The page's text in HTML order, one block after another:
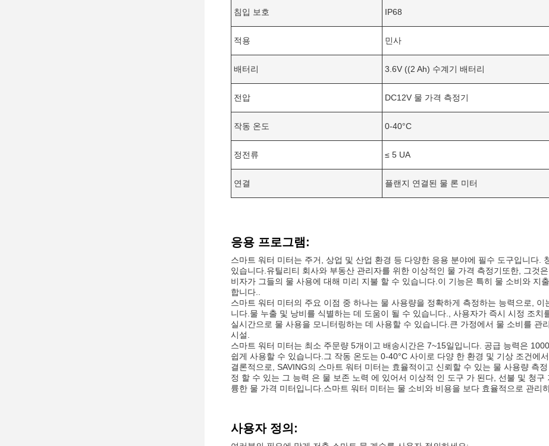
침입 보호 IP68
적용 민사
배터리 3.6V ((2 Ah) 수계기 배터리
전압 DC12V 물 가격 측정기
작동 온도 0-40°C
정전류 ≤ 5 UA
연결 플랜지 연결된 물 론 미터
응용 프로그램:
스마트 워터 미터는 주거, 상업 및 산업 환경 등 다양한 응용 분야에 필수 도구입니다.
있습니다.유틸리티 회사와 부동산 관리자를 위한 이상적인 물 가격 측정기또한, 그것
비자가 그들의 물 사용에 대해 미리 지불 할 수 있습니다.이 기능은 특히 물 소비와 지
합니다..
스마트 워터 미터의 주요 이점 중 하나는 물 사용량을 정확하게 측정하는 능력으로,
니다.물 누출 및 낭비를 식별하는 데 도움이 될 수 있습니다., 사용자가 즉시 시정 조
실시간으로 물 사용을 모니터링하는 데 사용할 수 있습니다.큰 가정에서 물 소비를 관
시설.
스마트 워터 미터는 최소 주문량 5개이고 배송시간은 7~15일입니다. 공급 능력은
쉽게 사용할 수 있습니다.그 작동 온도는 0-40°C 사이로 다양 한 환경 및 기상 조건에
결론적으로, SAVING의 스마트 워터 미터는 효율적이고 신뢰할 수 있는 물 사용량 측
정 할 수 있는 그 능력 은 물 보존 노력 에 있어서 이상적 인 도구 가 된다, 선불 및 청
륭한 물 가격 미터입니다.스마트 워터 미터는 물 소비와 비용을 보다 효율적으로 관리
사용자 정의: